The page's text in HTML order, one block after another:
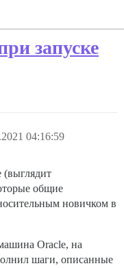
запуске
04:16:59
общие
новичком в
Oracle, на
шаги, описанные